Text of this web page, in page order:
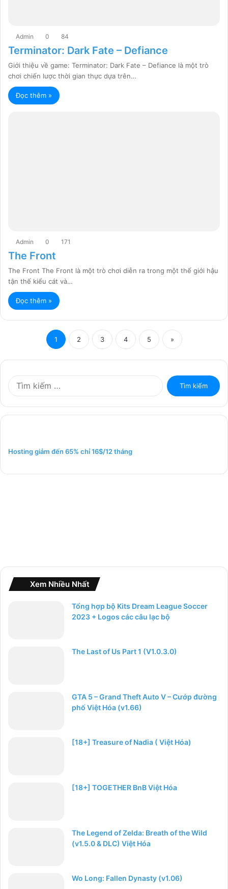
Admin 0 84
Terminator: Dark Fate – Defiance
Giới thiệu về game: Terminator: Dark Fate – Defiance là một trò
chơi chiến lược thời gian thực dựa trên…
Đọc thêm »
Admin 0 171
The Front
The Front The Front là một trò chơi diễn ra trong một thế giới hậu
tận thế kiểu cát và…
Đọc thêm »
1 2 3 4 5 »
o
Hosting giảm đến 65% chỉ 16$/12 tháng
Xem Nhiều Nhất
Tổng hợp bộ Kits Dream League Soccer
2023 + Logos các câu lạc bộ
The Last of Us Part 1 (V1.0.3.0)
GTA 5 – Grand Theft Auto V – Cướp đường
phố Việt Hóa (v1.66)
[18+] Treasure of Nadia ( Việt Hóa)
[18+] TOGETHER BnB Việt Hóa
The Legend of Zelda: Breath of the Wild
(v1.5.0 & DLC) Việt Hóa
Wo Long: Fallen Dynasty (v1.06)